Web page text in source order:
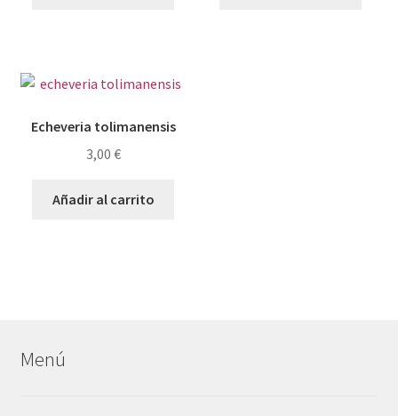
Echeveria tolimanensis
3,00 €
Añadir al carrito
Menú